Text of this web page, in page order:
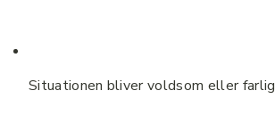
Situationen bliver voldsom eller farlig